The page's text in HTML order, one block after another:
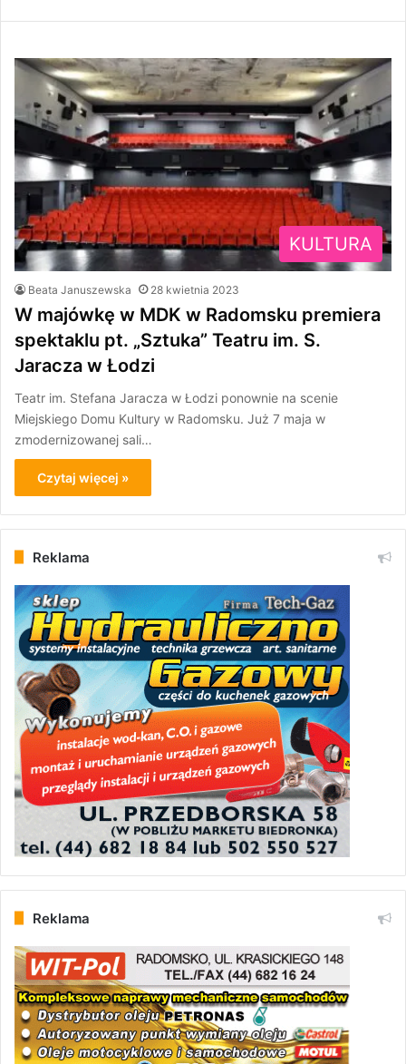
KULTURA
Beata Januszewska 28 kwietnia 2023
W majówkę w MDK w Radomsku premiera
spektaklu pt. „Sztuka” Teatru im. S.
Jaracza w Łodzi
Teatr im. Stefana Jaracza w Łodzi ponownie na scenie
Miejskiego Domu Kultury w Radomsku. Już 7 maja w
zmodernizowanej sali…
Czytaj więcej »
Reklama
Reklama